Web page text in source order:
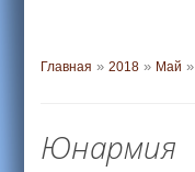
Главная »2018 » Май »
Юнармия